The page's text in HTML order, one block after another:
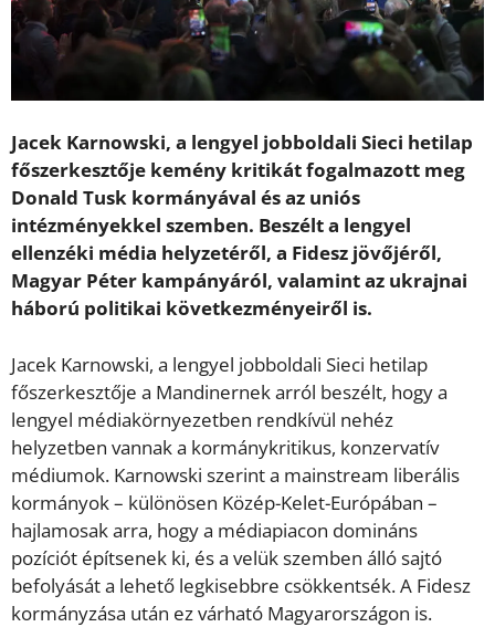
Jacek Karnowski, a lengyel jobboldali Sieci hetilap
főszerkesztője kemény kritikát fogalmazott meg
Donald Tusk kormányával és az uniós
intézményekkel szemben. Beszélt a lengyel
ellenzéki média helyzetéről, a Fidesz jövőjéről,
Magyar Péter kampányáról, valamint az ukrajnai
háború politikai következményeiről is.
Jacek Karnowski, a lengyel jobboldali Sieci hetilap
főszerkesztője a Mandinernek arról beszélt, hogy a
lengyel médiakörnyezetben rendkívül nehéz
helyzetben vannak a kormánykritikus, konzervatív
médiumok. Karnowski szerint a mainstream liberális
kormányok – különösen Közép-Kelet-Európában –
hajlamosak arra, hogy a médiapiacon domináns
pozíciót építsenek ki, és a velük szemben álló sajtó
befolyását a lehető legkisebbre csökkentsék. A Fidesz
kormányzása után ez várható Magyarországon is.